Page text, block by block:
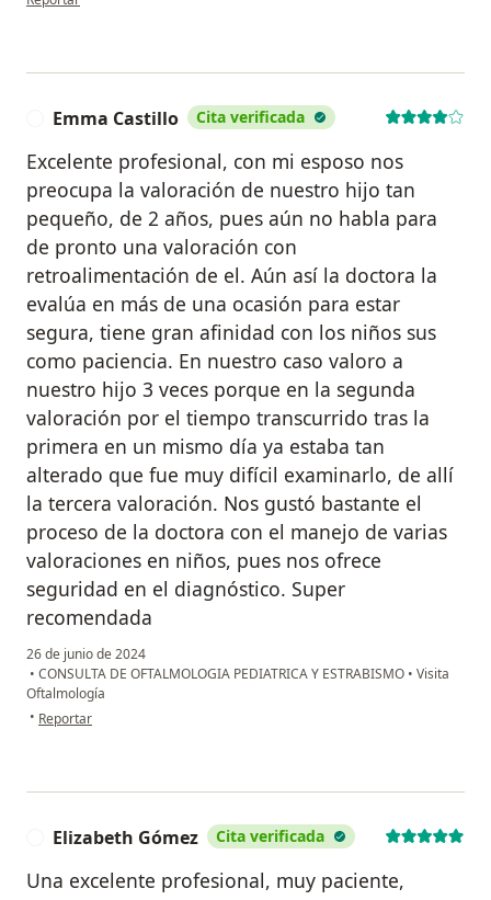
Emma Castillo Cita verificada
Excelente profesional, con mi esposo nos
preocupa la valoración de nuestro hijo tan
pequeño, de 2 años, pues aún no habla para
de pronto una valoración con
retroalimentación de el. Aún así la doctora la
evalúa en más de una ocasión para estar
segura, tiene gran afinidad con los niños sus
como paciencia. En nuestro caso valoro a
nuestro hijo 3 veces porque en la segunda
valoración por el tiempo transcurrido tras la
primera en un mismo día ya estaba tan
alterado que fue muy difícil examinarlo, de allí
la tercera valoración. Nos gustó bastante el
proceso de la doctora con el manejo de varias
valoraciones en niños, pues nos ofrece
seguridad en el diagnóstico. Super
recomendada
26 de junio de 2024
• CONSULTA DE OFTALMOLOGIA PEDIATRICA Y ESTRABISMO • Visita
Oftalmología
• en opinión del usuario Emma Castillo
Reportar
Elizabeth Gómez Cita verificada
Una excelente profesional, muy paciente,